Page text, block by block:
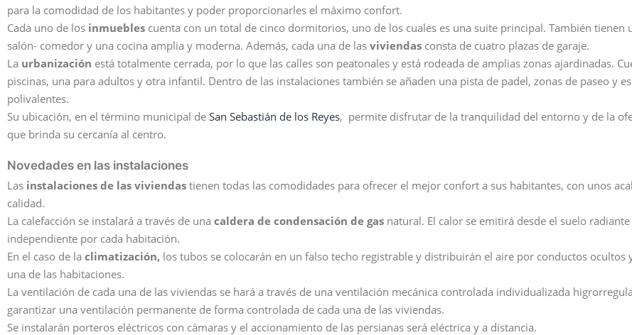
para la comodidad de los habitantes y poder proporcionarles el máximo confort.
Cada uno de los inmuebles cuenta con un total de cinco dormitorios, uno de los cuales es una suite principal. También tienen
salón- comedor y una cocina amplia y moderna. Además, cada una de las viviendas consta de cuatro plazas de garaje.
La urbanización está totalmente cerrada, por lo que las calles son peatonales y está rodeada de amplias zonas ajardinadas.
piscinas, una para adultos y otra infantil. Dentro de las instalaciones también se añaden una pista de padel, zonas de paseo y
polivalentes.
Su ubicación, en el término municipal de San Sebastián de los Reyes, permite disfrutar de la tranquilidad del entorno y de la
que brinda su cercanía al centro.
Novedades en las instalaciones
Las instalaciones de las viviendas tienen todas las comodidades para ofrecer el mejor confort a sus habitantes, con unos
calidad.
La calefacción se instalará a través de una caldera de condensación de gas natural. El calor se emitirá desde el suelo
independiente por cada habitación.
En el caso de la climatización, los tubos se colocarán en un falso techo registrable y distribuirán el aire por conductos ocultos
una de las habitaciones.
La ventilación de cada una de las viviendas se hará a través de una ventilación mecánica controlada individualizada
garantizar una ventilación permanente de forma controlada de cada una de las viviendas.
Se instalarán porteros eléctricos con cámaras y el accionamiento de las persianas será eléctrica y a distancia.